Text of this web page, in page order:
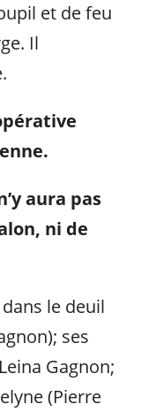
et de feu
Il
aura pas
ni de
le deuil
ses
Gagnon;
(Pierre